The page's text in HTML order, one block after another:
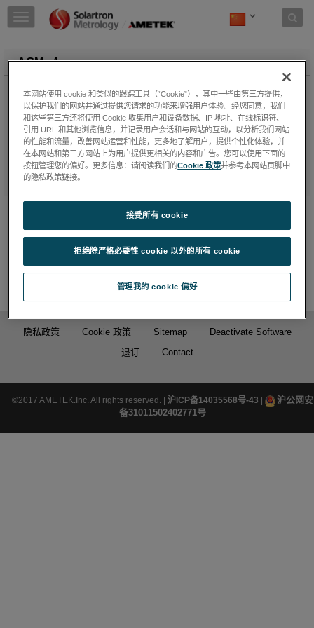
Skip to content
T
o
g
n
a
v
g
a
o
AGM - A
Parallel Flexures with high resolution and excellent repeatability
make Solartron’s Flexure Transducers the frst choice for high
speed precision gauging. With no sliding moving parts, the
ﬂexure will maintain performance for millions of cycles and are
virtually free from hysteresis. Flexures can be mounted such
that there is little or no stress through the gauge line
enablingprecision profling of moving materials such as rotating
shafts, brake discs etc.
JOIN THE CONVERSATION
隐私政策 Cookie 政策 Sitemap
Deactivate Software
退订
Contact
©2017 AMETEK.Inc. All rights reserved. | 沪ICP备14035568号-43 |
沪公网安
备31011502402771号
本网站使用 cookie 和类似的跟踪工具（“Cookie”），其中一些由第三方提供，
以保护我们的网站并通过提供您请求的功能来增强用户体验。经您同意，我们
和这些第三方还将使用 Cookie 收集用户和设备数据、IP 地址、在线标识符、
引用 URL 和其他浏览信息，并记录用户会话和与网站的互动，以分析我们网站
的性能和流量，改善网站运营和性能，更多地了解用户，提供个性化体验，并
在本网站和第三方网站上为用户提供更相关的内容和广告。您可以使用下面的
按钮管理您的偏好。更多信息：请阅读我们的Cookie 政策并参考本网站页脚中
的隐私政策链接。
管理我的 cookie 偏好
拒绝除严格必要性 cookie 以外的所有 cookie
接受所有 cookie